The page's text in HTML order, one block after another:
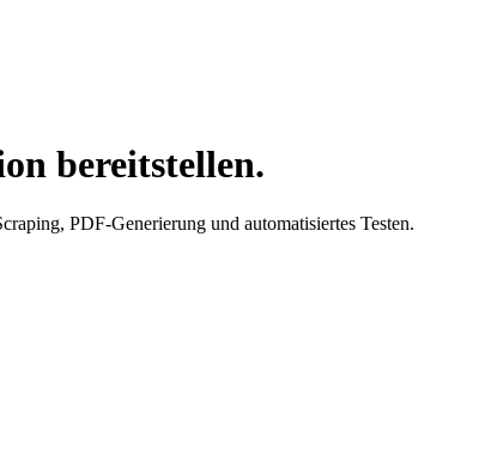
bereitstellen.
PDF-Generierung und automatisiertes Testen.